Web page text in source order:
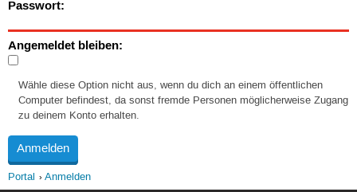
Passwort:
Angemeldet bleiben:
Wähle diese Option nicht aus, wenn du dich an einem öffentlichen
Computer befindest, da sonst fremde Personen möglicherweise Zugang
zu deinem Konto erhalten.
Portal Anmelden